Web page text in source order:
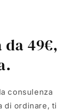
49€,
consulenza
di ordinare, ti